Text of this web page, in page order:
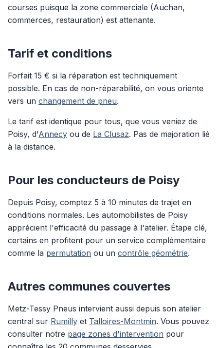
courses puisque la zone commerciale (Auchan,
commerces, restauration) est attenante.
Tarif et conditions
Forfait 15 € si la réparation est techniquement
possible. En cas de non-réparabilité, on vous oriente
vers un changement de pneu.
Le tarif est identique pour tous, que vous veniez de
Poisy, d'Annecy ou de La Clusaz. Pas de majoration lié
à la distance.
Pour les conducteurs de Poisy
Depuis Poisy, comptez 5 à 10 minutes de trajet en
conditions normales. Les automobilistes de Poisy
apprécient l'efficacité du passage à l'atelier. Étape clé,
certains en profitent pour un service complémentaire
comme la permutation ou un contrôle géométrie.
Autres communes couvertes
Metz-Tessy Pneus intervient aussi depuis son atelier
central sur Rumilly et Talloires-Montmin. Vous pouvez
consulter notre page zones d'intervention pour